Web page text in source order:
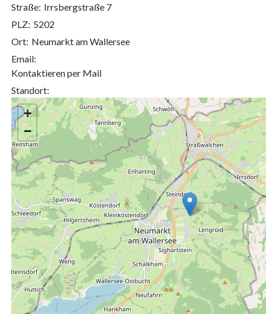
Straße: Irrsbergstraße 7
PLZ: 5202
Ort: Neumarkt am Wallersee
Email:
Kontaktieren per Mail
Standort:
+
−